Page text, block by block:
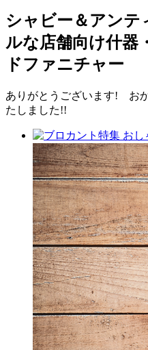
シャビー＆アンテ
ルな店舗向け什器
ドファニチャー
ありがとうございます! お
たしました!!